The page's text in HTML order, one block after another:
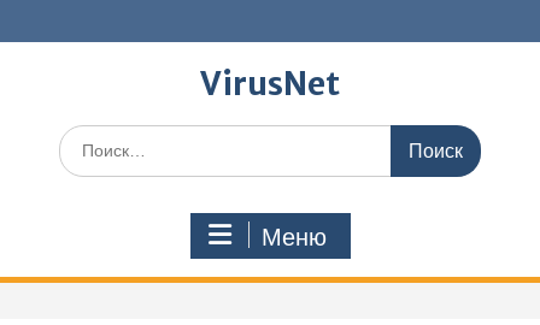
к
VirusNet
Поиск
по:
Меню